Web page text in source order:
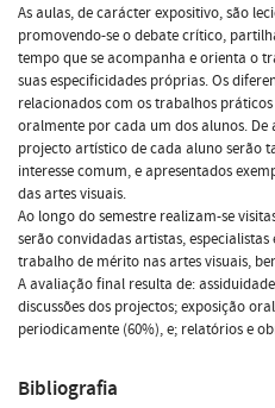
As aulas, de carácter expositivo, são
promovendo-se o debate crítico,
tempo que se acompanha e orienta o
suas especificidades próprias. Os
relacionados com os trabalhos
oralmente por cada um dos alunos.
projecto artístico de cada aluno serão
interesse comum, e apresentados
das artes visuais.
Ao longo do semestre realizam-se
serão convidadas artistas,
trabalho de mérito nas artes visuais,
A avaliação final resulta de:
discussões dos projectos; exposição
periodicamente (60%), e; relatórios e
Bibliografia